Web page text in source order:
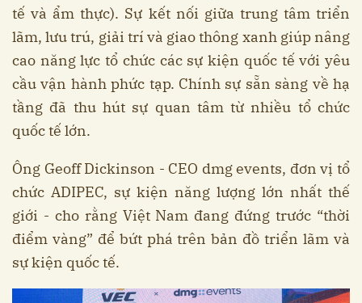
tế và ẩm thực). Sự kết nối giữa trung tâm triển
lãm, lưu trú, giải trí và giao thông xanh giúp nâng
cao năng lực tổ chức các sự kiện quốc tế với yêu
cầu vận hành phức tạp. Chính sự sẵn sàng về hạ
tầng đã thu hút sự quan tâm từ nhiều tổ chức
quốc tế lớn.
Ông Geoff Dickinson - CEO dmg events, đơn vị tổ
chức ADIPEC, sự kiện năng lượng lớn nhất thế
giới - cho rằng Việt Nam đang đứng trước “thời
điểm vàng” để bứt phá trên bản đồ triển lãm và
sự kiện quốc tế.